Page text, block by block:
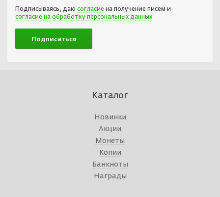
Подписываясь, даю согласие на получение писем и
согласие на обработку персональных данных
Каталог
Новинки
Акции
Монеты
Копии
Банкноты
Награды